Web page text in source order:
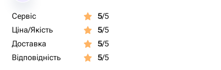
Сервіс 5/5
Ціна/Якість
5/5
Доставка
5/5
Відповідність
5/5